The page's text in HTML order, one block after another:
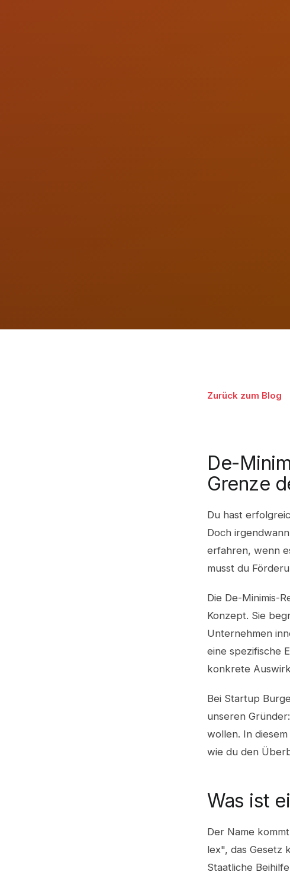
Zurück zum Blog
De-
Grenze
Du hast
Doch
erfahren, wenn
musst du
Die De-Minimis-
Konzept. Sie
Unternehmen
eine spezifische
konkrete
Bei Startup
unseren
wollen. In
wie du den
Was ist
Der Name
lex", das Gesetz
Staatliche